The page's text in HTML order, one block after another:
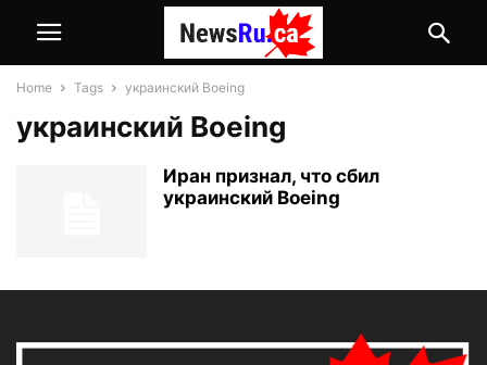
Home Tags украинский Boeing
украинский Boeing
Иран признал, что сбил
украинский Boeing